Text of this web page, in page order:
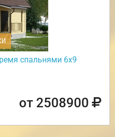
спальнями 6х9
от 2508900